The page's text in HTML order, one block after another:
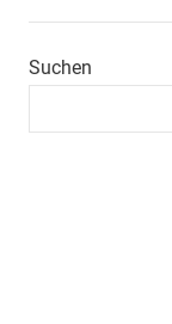
Suchen